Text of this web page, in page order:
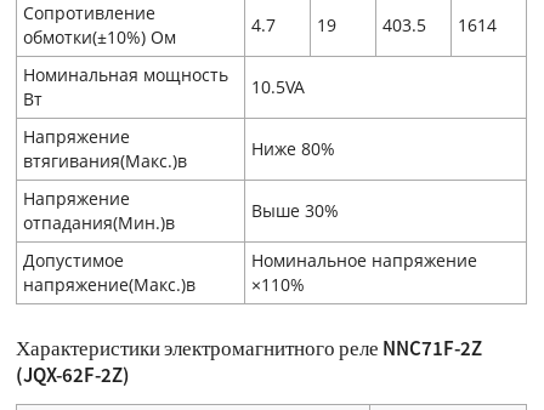
Сопротивление
обмотки(±10%) Ом
4.7 19 403.5 1614
Номинальная мощность
Вт
10.5VA
Напряжение
втягивания(Макс.)в
Ниже 80%
Напряжение
отпадания(Мин.)в
Выше 30%
Допустимое
напряжение(Макс.)в
Номинальное напряжение
×110%
Характеристики электромагнитного реле NNC71F-2Z
(JQX-62F-2Z)